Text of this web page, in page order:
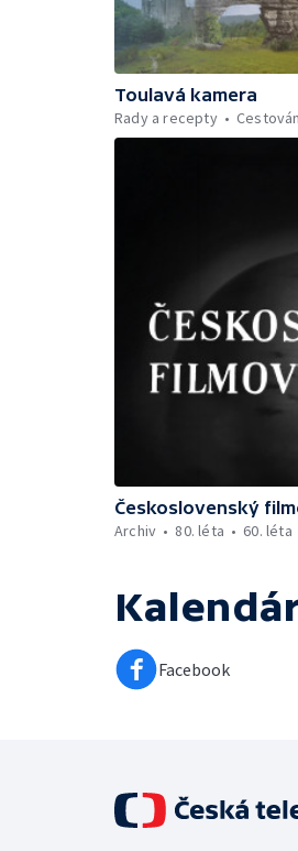
Toulavá kamera
Rady a recepty
Československý
Archiv
80. léta 60. léta
Facebook